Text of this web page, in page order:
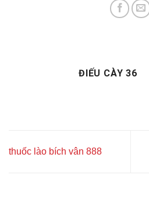
ĐIẾU CÀY 36
thuốc lào bích vân 888